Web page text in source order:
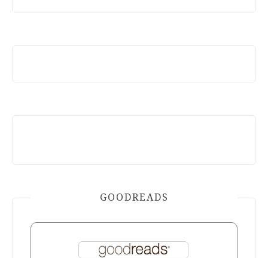
GOODREADS